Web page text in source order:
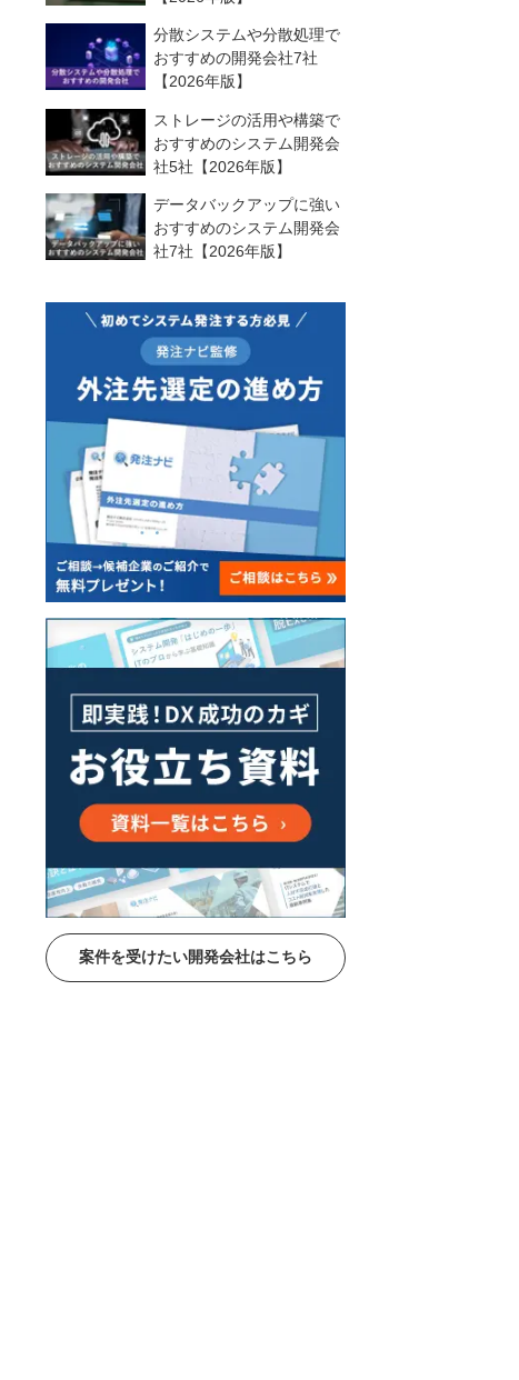
分散システムや分散処理で
おすすめの開発会社7社
【2026年版】
ストレージの活用や構築で
おすすめのシステム開発会
社5社【2026年版】
データバックアップに強い
おすすめのシステム開発会
社7社【2026年版】
案件を受けたい開発会社はこちら